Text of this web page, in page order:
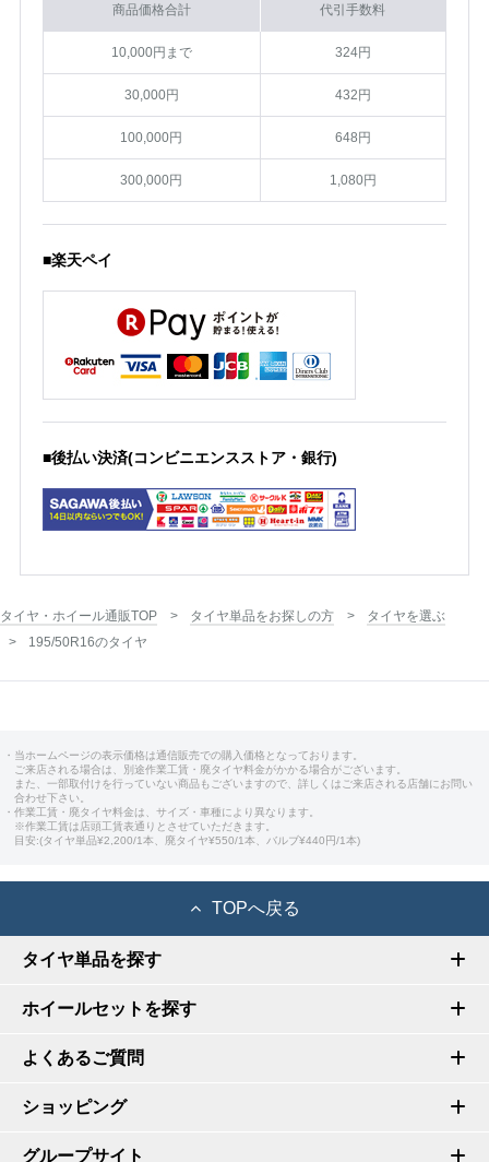
商品価格合計 代引手数料
10,000円まで 324円
30,000円 432円
100,000円 648円
300,000円 1,080円
■楽天ペイ
■後払い決済(コンビニエンスストア・銀行)
タイヤ・ホイール通販TOP タイヤ単品をお探しの方
タイヤを選ぶ
195/50R16のタイヤ
・当ホームページの表示価格は通信販売での購入価格となっております。
ご来店される場合は、別途作業工賃・廃タイヤ料金がかかる場合がございます。
また、一部取付けを行っていない商品もございますので、詳しくはご来店される店舗にお問い
合わせ下さい。
・作業工賃・廃タイヤ料金は、サイズ・車種により異なります。
※作業工賃は店頭工賃表通りとさせていただきます。
目安:(タイヤ単品¥2,200/1本、廃タイヤ¥550/1本、バルブ¥440円/1本)
TOPへ戻る
タイヤ単品を探す
ホイールセットを探す
よくあるご質問
ショッピング
グループサイト